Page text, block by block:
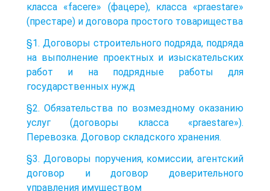
класса «facere» (фацере), класса «praestare»
(престаре) и договора простого товарищества
§1. Договоры строительного подряда, подряда
на выполнение проектных и изыскательских
работ и на подрядные работы для
государственных нужд
§2. Обязательства по возмездному оказанию
услуг (договоры класса «praestare»).
Перевозка. Договор складского хранения.
§3. Договоры поручения, комиссии, агентский
договор и договор доверительного
управления имуществом